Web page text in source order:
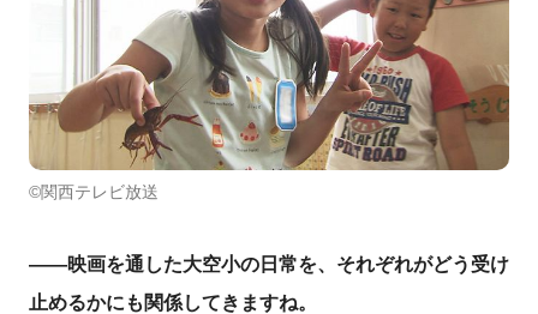
©関西テレビ放送
――映画を通した大空小の日常を、それぞれがどう受け
止めるかにも関係してきますね。